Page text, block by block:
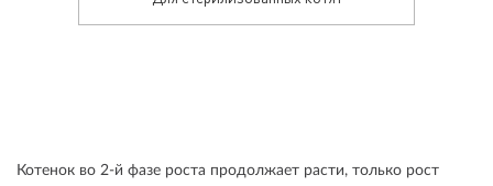
Котенок во 2-й фазе роста продолжает расти, только рост